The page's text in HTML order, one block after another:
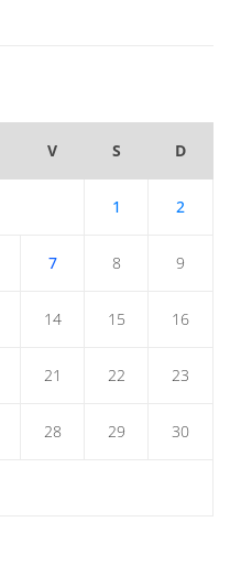
V S D
1 2
7 8 9
14 15 16
21 22 23
28 29 30